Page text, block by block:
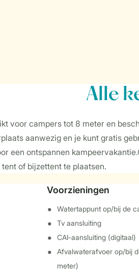
Alle
voor campers tot 8 meter en
aanwezig en je kunt gratis
een ontspannen
of bijzettent te plaatsen.
Voorzieningen
Watertappunt op/bij de
Tv aansluiting
CAI-aansluiting (digitaal)
Afvalwaterafvoer op/bij
meter)